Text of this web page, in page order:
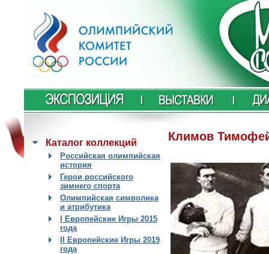
Каталог коллекций
Российская олимпийская
история
Герои российского
зимнего спорта
Олимпийская символика
и атрибутика
I Европейские Игры 2015
года
II Европейские Игры 2019
года
Климов